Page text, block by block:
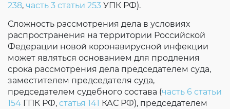
238, часть 3 статьи 253 УПК РФ).
Сложность рассмотрения дела в условиях
распространения на территории Российской
Федерации новой коронавирусной инфекции
может являться основанием для продления
срока рассмотрения дела председателем суда,
заместителем председателя суда,
председателем судебного состава (часть 6 статьи
154 ГПК РФ, статья 141 КАС РФ), председателем